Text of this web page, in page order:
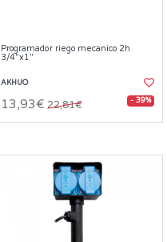
Programador riego mecanico 2h
3/4"x1"
AKHUO
13,93€ 22,81€ - 39%